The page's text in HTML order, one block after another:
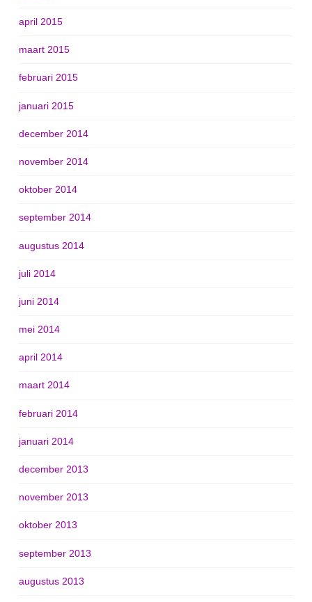
april 2015
maart 2015
februari 2015
januari 2015
december 2014
november 2014
oktober 2014
september 2014
augustus 2014
juli 2014
juni 2014
mei 2014
april 2014
maart 2014
februari 2014
januari 2014
december 2013
november 2013
oktober 2013
september 2013
augustus 2013